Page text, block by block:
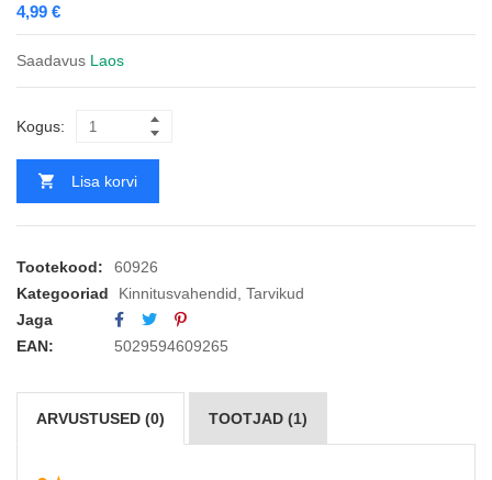
4,99 €
Saadavus Laos
Kogus:
Lisa korvi
Tootekood:
60926
Kategooriad
Kinnitusvahendid Tarvikud
Jaga
EAN:
5029594609265
ARVUSTUSED (0) TOOTJAD (1)